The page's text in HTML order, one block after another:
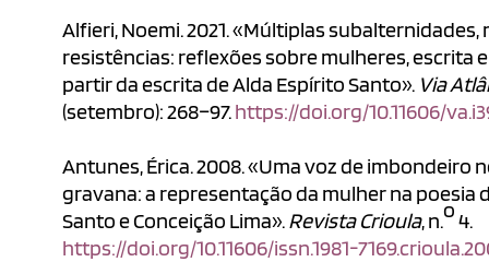
Alfieri, Noemi. 2021. «Múltiplas subalternidades,
resistências: reflexões sobre mulheres, escrita
partir da escrita de Alda Espírito Santo». Via
(setembro): 268–97.https://doi.org/10.11606/
Antunes, Érica. 2008. «Uma voz de imbondeiro
gravana: a representação da mulher na poesia
Santo e Conceição Lima».Revista Crioula, n.o4.
https://doi.org/10.11606/issn.1981-